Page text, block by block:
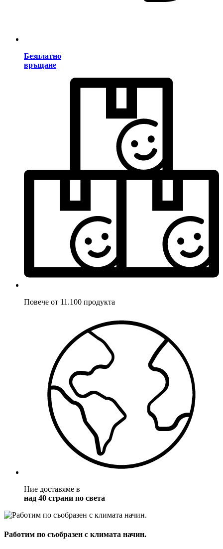
Безплатно
връщане
Повече от 11.100 продукта
Ние доставяме в
над 40 страни по света
Работим по съобразен с климата начин.